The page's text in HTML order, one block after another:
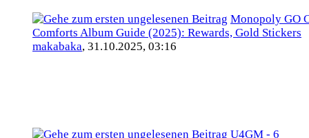
Monopoly GO
Comforts Album Guide (2025): Rewards, Gold Stickers
makabaka, 31.10.2025, 03:16
U4GM - 6